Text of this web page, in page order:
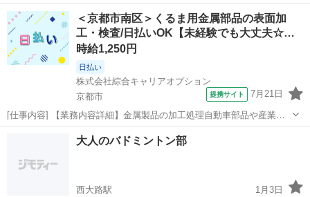
したい！ ガッツリ動きたい！ 友達作りたい！ いろんな思いで参加し
てください！ お友達も誘ってOKです！ みんなで来てください(^^) ま
だ場所は未定 こ...
京都 京都市 梅小路京都西駅 バドミントン 一緒に
＜京都市南区＞くるま用金属部品の表面加
工・検査/日払いOK【未経験でも大丈夫☆…
時給1,250円
日払い
株式会社綜合キャリアオプション
京都市
提携サイト 7月21日
[仕事内容] 【業務内容詳細】金属製品の加工処理自動車部品や産業用
機械部品の表面加工業務塗料の塗布・潤滑油の塗布等製品の運搬や検
査 【取扱製品情報】産業用、 自動車用金属部品 。＋お仕事探しはコ
ンシェルスタッフにおまかせ＋...
工場
大人のバドミントン部
西大路駅
1月3日